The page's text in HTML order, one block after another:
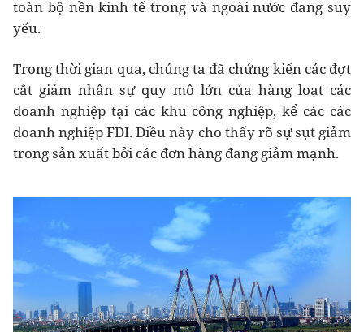
toàn bộ nền kinh tế trong và ngoài nước đang suy
yếu.
Trong thời gian qua, chúng ta đã chứng kiến các đợt
cắt giảm nhân sự quy mô lớn của hàng loạt các
doanh nghiệp tại các khu công nghiệp, kể các các
doanh nghiệp FDI. Điều này cho thấy rõ sự sụt giảm
trong sản xuất bởi các đơn hàng đang giảm mạnh.